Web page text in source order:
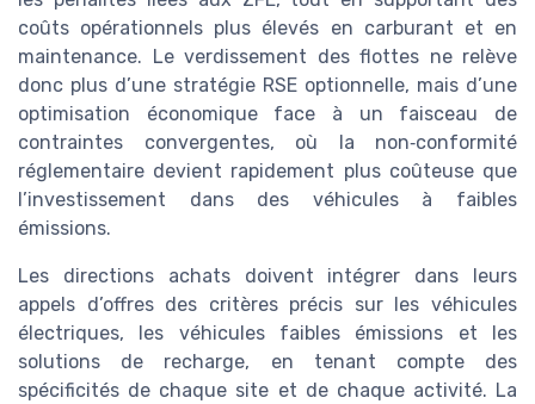
coûts opérationnels plus élevés en carburant et en
maintenance. Le verdissement des flottes ne relève
donc plus d’une stratégie RSE optionnelle, mais d’une
optimisation économique face à un faisceau de
contraintes convergentes, où la non‑conformité
réglementaire devient rapidement plus coûteuse que
l’investissement dans des véhicules à faibles
émissions.
Les directions achats doivent intégrer dans leurs
appels d’offres des critères précis sur les véhicules
électriques, les véhicules faibles émissions et les
solutions de recharge, en tenant compte des
spécificités de chaque site et de chaque activité. La